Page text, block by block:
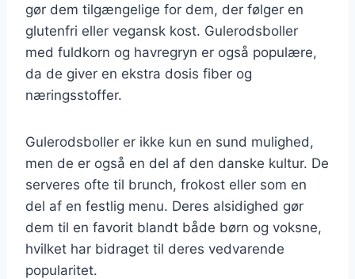
gør dem tilgængelige for dem, der følger en
glutenfri eller vegansk kost. Gulerodsboller
med fuldkorn og havregryn er også populære,
da de giver en ekstra dosis fiber og
næringsstoffer.
Gulerodsboller er ikke kun en sund mulighed,
men de er også en del af den danske kultur. De
serveres ofte til brunch, frokost eller som en
del af en festlig menu. Deres alsidighed gør
dem til en favorit blandt både børn og voksne,
hvilket har bidraget til deres vedvarende
popularitet.